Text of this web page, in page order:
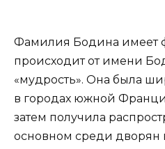
Фамилия Бодина имеет
происходит от имени
«мудрость». Она была
в городах южной
затем получила
основном среди дворян